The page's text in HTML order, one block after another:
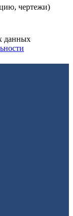
чертежи)
данных